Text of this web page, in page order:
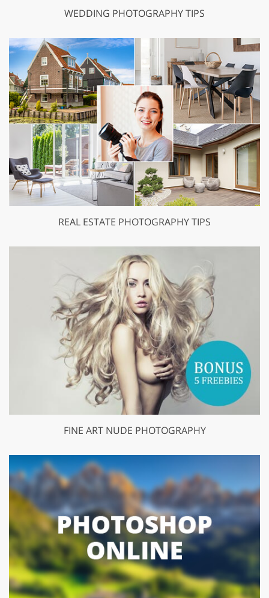
WEDDING PHOTOGRAPHY TIPS
REAL ESTATE PHOTOGRAPHY TIPS
FINE ART NUDE PHOTOGRAPHY